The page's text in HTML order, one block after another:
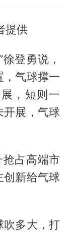
提供
登勇说，
，气球撑一
，短则一
开展，气球
抢占高端市
创新给气球
吹多大，打